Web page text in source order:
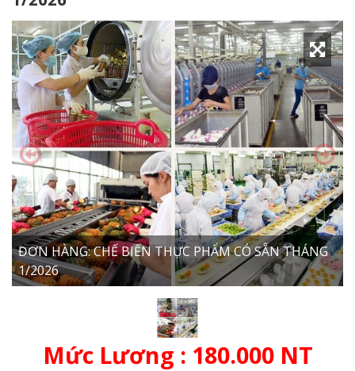
ĐƠN HÀNG: CHẾ BIẾN THỰC PHẨM CÓ SẴN THÁNG
1/2026
Mức Lương : 180.000 NT